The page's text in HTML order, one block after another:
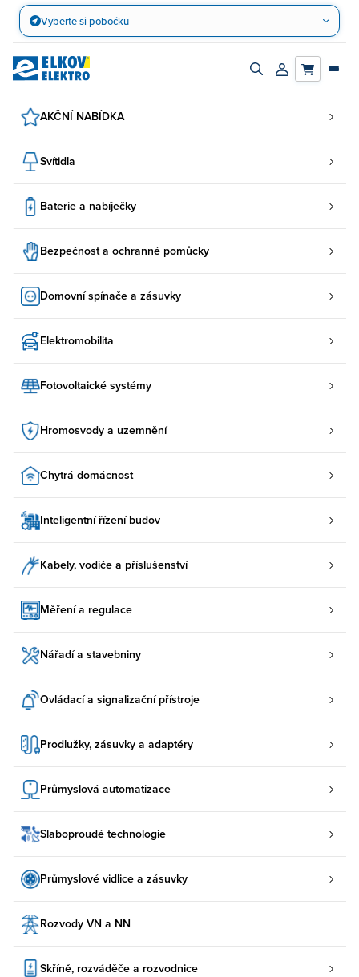
Přejít
obsah
Vyberte si pobočku
Zapnout/vypnout
Přihlásit/
AKČNÍ NABÍDKA
Svítidla
Baterie a nabíječky
Bezpečnost a ochranné pomůcky
Domovní spínače a zásuvky
Elektromobilita
Fotovoltaické systémy
Hromosvody a uzemnění
Chytrá domácnost
Inteligentní řízení budov
Kabely, vodiče a příslušenství
Měření a regulace
Nářadí a stavebniny
Ovládací a signalizační přístroje
Prodlužky, zásuvky a adaptéry
Průmyslová automatizace
Slaboproudé technologie
Průmyslové vidlice a zásuvky
Rozvody VN a NN
Skříně, rozváděče a rozvodnice